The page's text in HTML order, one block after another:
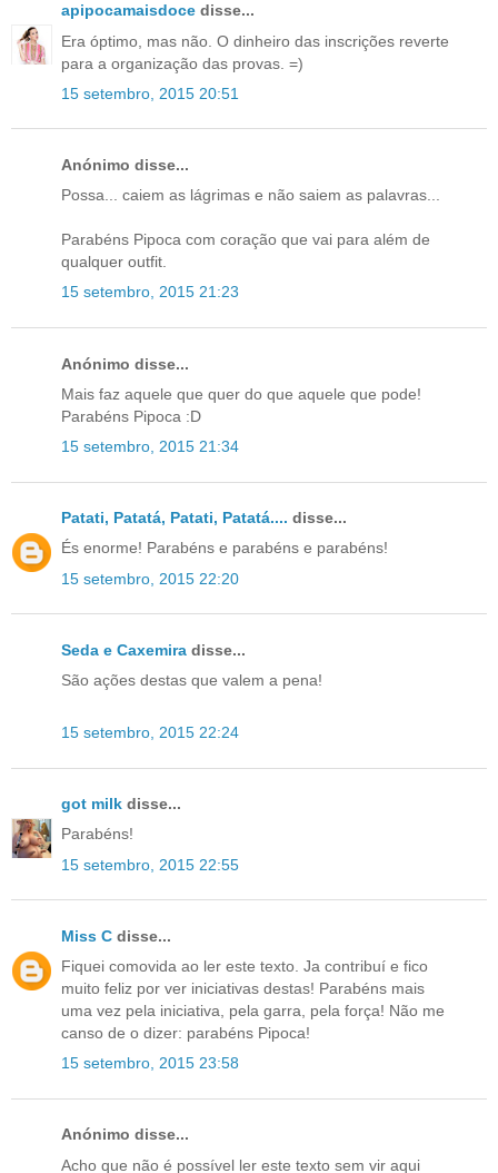
apipocamaisdoce disse...
Era óptimo, mas não. O dinheiro das inscrições reverte
para a organização das provas. =)
15 setembro, 2015 20:51
Anónimo disse...
Possa... caiem as lágrimas e não saiem as palavras...
Parabéns Pipoca com coração que vai para além de
qualquer outfit.
15 setembro, 2015 21:23
Anónimo disse...
Mais faz aquele que quer do que aquele que pode!
Parabéns Pipoca :D
15 setembro, 2015 21:34
Patati, Patatá, Patati, Patatá.... disse...
És enorme! Parabéns e parabéns e parabéns!
15 setembro, 2015 22:20
Seda e Caxemira disse...
São ações destas que valem a pena!
15 setembro, 2015 22:24
got milk disse...
Parabéns!
15 setembro, 2015 22:55
Miss C disse...
Fiquei comovida ao ler este texto. Ja contribuí e fico
muito feliz por ver iniciativas destas! Parabéns mais
uma vez pela iniciativa, pela garra, pela força! Não me
canso de o dizer: parabéns Pipoca!
15 setembro, 2015 23:58
Anónimo disse...
Acho que não é possível ler este texto sem vir aqui